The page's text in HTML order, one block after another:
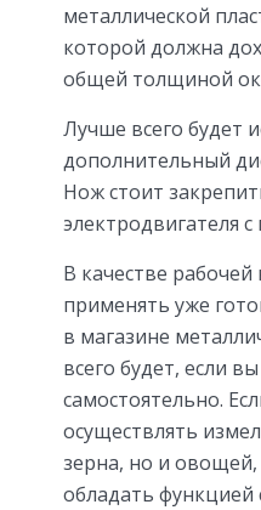
металлической
которой должна
общей толщиной
Лучше всего будет
дополнительный
Нож стоит
электродвигателя
В качестве
применять уже
в магазине
всего будет, если
самостоятельно.
осуществлять
зерна, но и овощей,
обладать